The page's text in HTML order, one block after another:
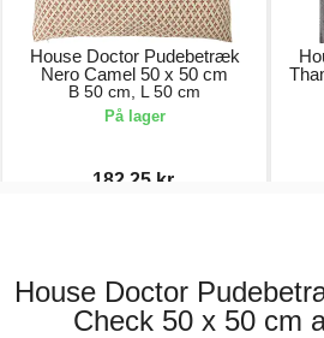
House Doctor Pudebetræk
Nero Camel 50 x 50 cm
B 50 cm, L 50 cm
På lager
182,25 kr.
House Doctor
Check 50 x 50 cm